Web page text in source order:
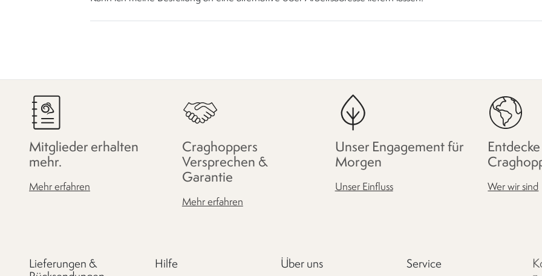
Mitglieder erhalten
mehr.
Mehr erfahren
Craghoppers
Versprechen &
Garantie
Mehr erfahren
Unser Engagement für
Morgen
Unser Einfluss Wer wir sind
Lieferungen &
Hilfe Über uns Service